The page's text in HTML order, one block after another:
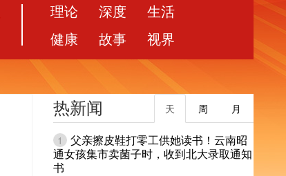
理论 深度
生活
健康
故事 视界
热新闻 月
周
天
1
父亲擦皮鞋打零工供她读书！云南昭
通女孩集市卖菌子时，收到北大录取通知
书